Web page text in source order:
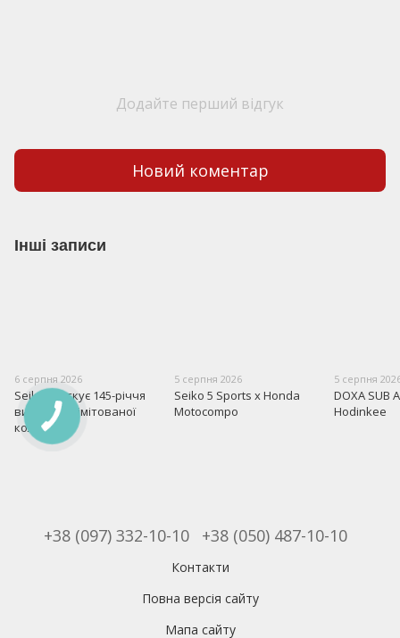
Додайте перший відгук
Новий коментар
Інші записи
6 серпня 2026
Seiko святкує 145-річчя
випуском лімітованої
колекції
5 серпня 2026
Seiko 5 Sports x Honda
Motocompo
5 серпня
DOXA SUB
Hodinkee
+38 (097) 332-10-10 +38 (050) 487-10-10
Контакти
Повна версія сайту
Мапа сайту